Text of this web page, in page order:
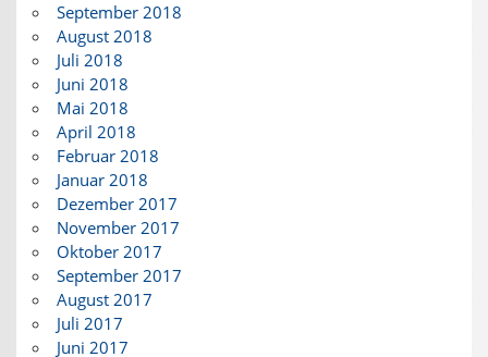
September 2018
August 2018
Juli 2018
Juni 2018
Mai 2018
April 2018
Februar 2018
Januar 2018
Dezember 2017
November 2017
Oktober 2017
September 2017
August 2017
Juli 2017
Juni 2017